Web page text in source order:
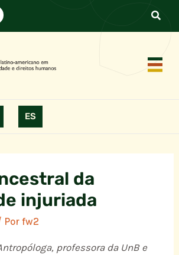
ES
da
injuriada
Porfw2
professora da UnB e